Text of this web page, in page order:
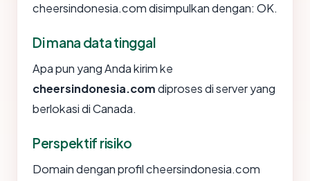
cheersindonesia.com disimpulkan dengan: OK.
Di mana data tinggal
Apa pun yang Anda kirim ke
cheersindonesia.comdiproses di server yang
berlokasi di Canada.
Perspektif risiko
Domain dengan profil cheersindonesia.com